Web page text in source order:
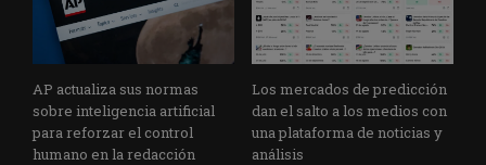
AP actualiza sus normas
sobre inteligencia artificial
para reforzar el control
humano en la redacción
Los mercados de predicción
dan el salto a los medios con
una plataforma de noticias y
análisis